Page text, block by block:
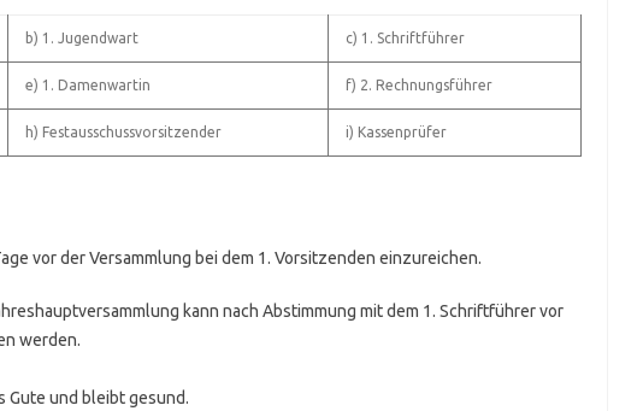
b) 1. Jugendwart c) 1. Schriftführer
e) 1. Damenwartin f) 2. Rechnungsführer
h) Festausschussvorsitzender i) Kassenprüfer
vor der Versammlung bei dem 1. Vorsitzenden einzureichen.
kann nach Abstimmung mit dem 1. Schriftführer vor
werden.
Gute und bleibt gesund.